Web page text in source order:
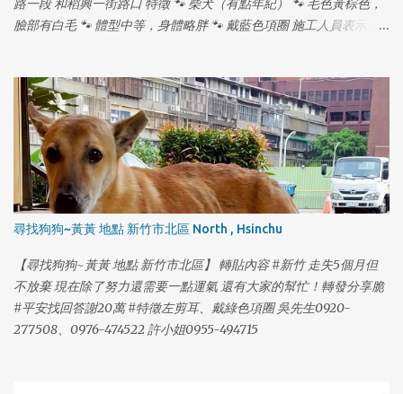
路一段 和稻興一街路口 特徵 🐾 柴犬（有點年紀） 🐾 毛色黃棕色，
臉部有白毛 🐾 體型中等，身體略胖 🐾 戴藍色項圈 施工人員表示有
化聽不見，戴藍項圈。 ⚠️ 不好意思，麻煩大家在幫我們多注意，龍
龍有晶片，母犬已結紮，年紀大，常會發出老人咳嗽的聲音。 📞 聯
絡電話：0912520331 (拜託大家幫幫龍龍！❤️) 如有發現，請立即聯
絡！萬分感謝！🙏🏻
尋找狗狗~黃黃 地點 新竹市北區 North , Hsinchu
【尋找狗狗~黃黃 地點 新竹市北區】 轉貼內容 #新竹 走失5個月但
不放棄 現在除了努力還需要一點運氣 還有大家的幫忙！轉發分享脆
#平安找回答謝20萬 #特徵左剪耳、戴綠色項圈 吳先生0920-
277508、0976-474522 許小姐0955-494715